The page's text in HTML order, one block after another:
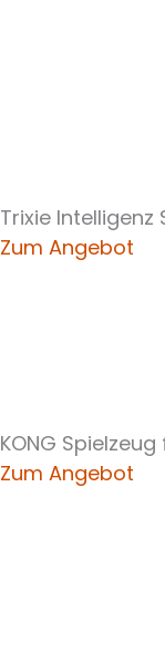
Trixie Intelligenz
Zum Angebot
KONG
Zum Angebot